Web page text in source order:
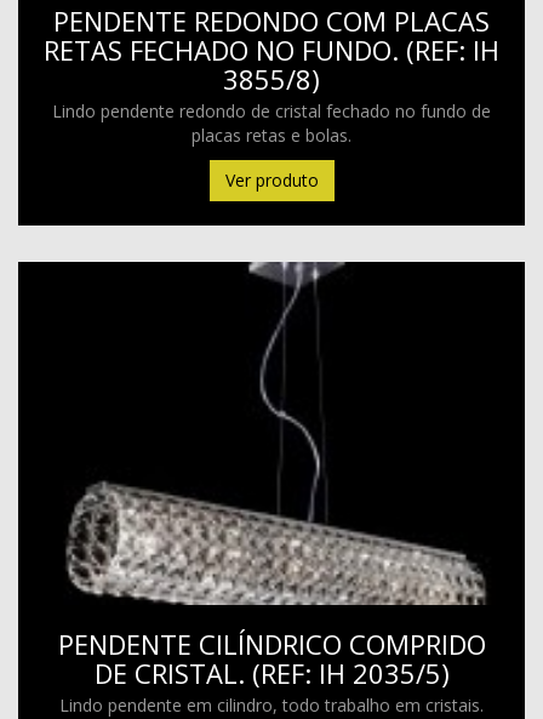
PENDENTE REDONDO COM PLACAS
RETAS FECHADO NO FUNDO. (REF: IH
3855/8)
Lindo pendente redondo de cristal fechado no fundo de
placas retas e bolas.
Ver produto
PENDENTE CILÍNDRICO COMPRIDO
DE CRISTAL. (REF: IH 2035/5)
Lindo pendente em cilindro, todo trabalho em cristais.